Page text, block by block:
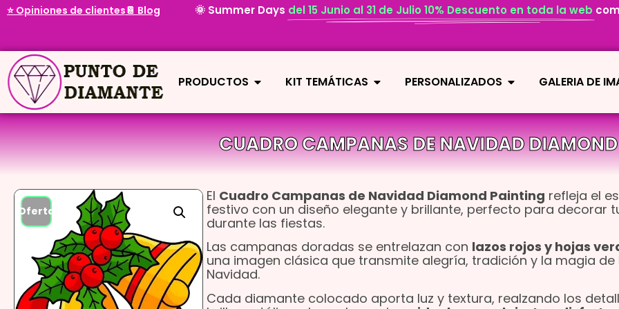
⭐ Opiniones de clientes📔 Blog 🌞 Summer Days del 15 Junio al 31 de Julio 10% Descuento en toda la web
PRODUCTOS KIT TEMÁTICAS PERSONALIZADOS GALERIA DE
CUADRO CAMPANAS DE NAVIDAD
¡Oferta!
El Cuadro Campanas de Navidad Diamond Painting refleja el
festivo con un diseño elegante y brillante, perfecto para decorar
durante las fiestas.
Las campanas doradas se entrelazan con lazos rojos y hojas
una imagen clásica que transmite alegría, tradición y la magia de
Navidad.
Cada diamante colocado aporta luz y textura, realzando los